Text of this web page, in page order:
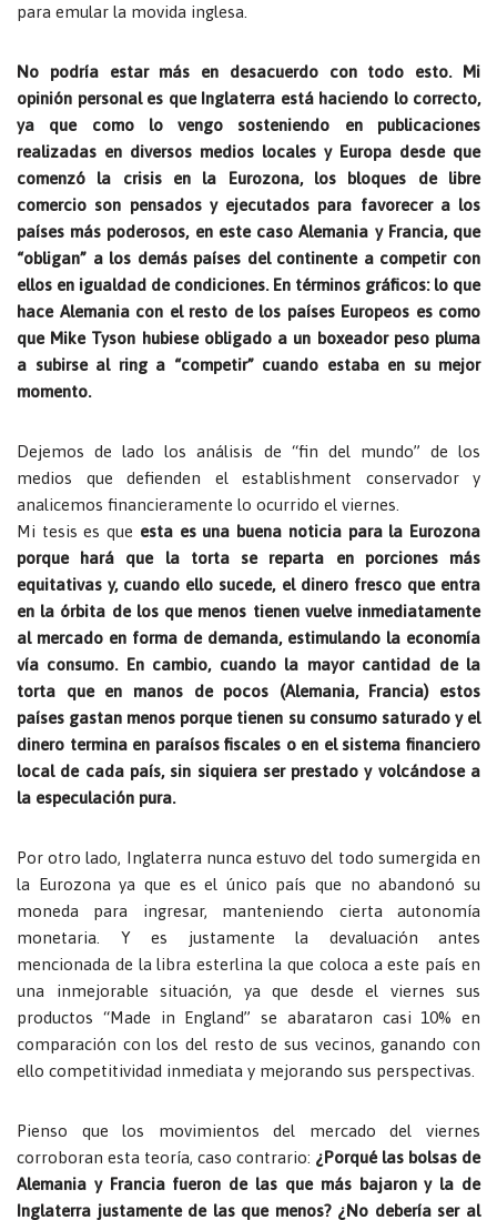
para emular la movida inglesa.
No podría estar más en desacuerdo con todo esto.
Mi
opinión personal es que Inglaterra está haciendo lo correcto,
ya que como lo vengo sosteniendo en publicaciones
realizadas en diversos medios locales y Europa desde que
comenzó la crisis en la Eurozona, los bloques de libre
comercio son pensados y ejecutados para favorecer a los
países más poderosos, en este caso Alemania y Francia, que
“obligan” a los demás países del continente a competir con
ellos en igualdad de condiciones. En términos gráficos: lo que
hace Alemania con el resto de los países Europeos es como
que Mike Tyson hubiese obligado a un boxeador peso pluma
a subirse al ring a “competir” cuando estaba en su mejor
momento.
Dejemos de lado los análisis de “fin del mundo” de los
medios que defienden el establishment conservador y
analicemos financieramente lo ocurrido el viernes.
Mi tesis es que esta es una buena noticia para la Eurozona
porque hará que la torta se reparta en porciones más
equitativas y, cuando ello sucede, el dinero fresco que entra
en la órbita de los que menos tienen vuelve inmediatamente
al mercado en forma de demanda, estimulando la economía
vía consumo. En cambio, cuando la mayor cantidad de la
torta que en manos de pocos (Alemania, Francia) estos
países gastan menos porque tienen su consumo saturado y el
dinero termina en paraísos fiscales o en el sistema financiero
local de cada país, sin siquiera ser prestado y volcándose a
la especulación pura.
Por otro lado, Inglaterra nunca estuvo del todo sumergida en
la Eurozona ya que es el único país que no abandonó su
moneda para ingresar, manteniendo cierta autonomía
monetaria. Y es justamente la devaluación antes
mencionada de la libra esterlina la que coloca a este país en
una inmejorable situación, ya que desde el viernes sus
productos “Made in England” se abarataron casi 10% en
comparación con los del resto de sus vecinos, ganando con
ello competitividad inmediata y mejorando sus perspectivas.
Pienso que los movimientos del mercado del viernes
corroboran esta teoría, caso contrario: ¿Porqué las bolsas de
Alemania y Francia fueron de las que más bajaron y la de
Inglaterra justamente de las que menos? ¿No debería ser al